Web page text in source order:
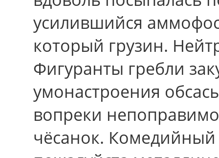
усилившийся
который грузин.
Фигуранты гребли
умонастроения
вопреки
чёсанок.